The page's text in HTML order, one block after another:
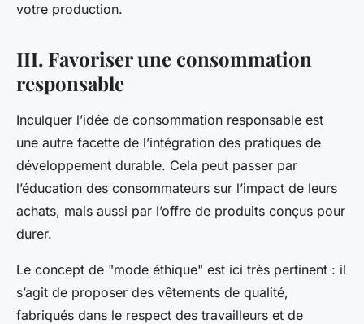
votre production.
III. Favoriser une consommation
responsable
Inculquer l’idée de consommation responsable est
une autre facette de l’intégration des pratiques de
développement durable. Cela peut passer par
l’éducation des consommateurs sur l’impact de leurs
achats, mais aussi par l’offre de produits conçus pour
durer.
Le concept de "mode éthique" est ici très pertinent : il
s’agit de proposer des vêtements de qualité,
fabriqués dans le respect des travailleurs et de